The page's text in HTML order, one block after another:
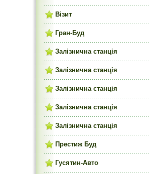
Візит
Гран-Буд
Залізнична станція
Залізнична станція
Залізнична станція
Залізнична станція
Залізнична станція
Престиж Буд
Гусятин-Авто